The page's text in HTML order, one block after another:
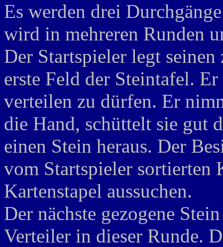
Es werden drei
wird in mehreren Runden
Der Startspieler legt
erste Feld der Steintafel.
verteilen zu dürfen. Er
die Hand, schüttelt sie gut
einen Stein heraus. Der
vom Startspieler sortierten
Kartenstapel aussuchen.
Der nächste gezogene
Verteiler in dieser Runde.